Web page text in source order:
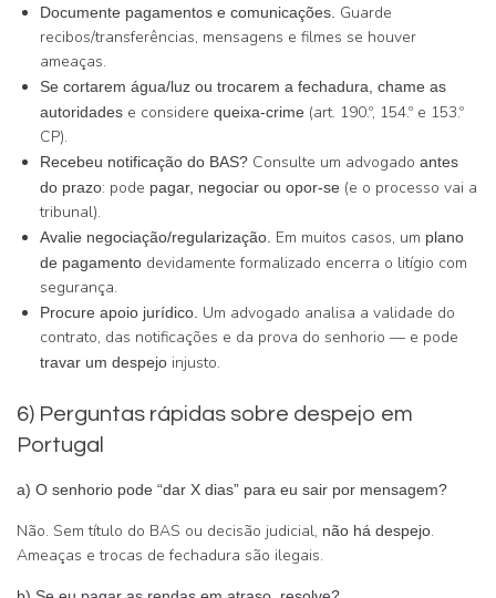
Documente pagamentos e comunicações. Guarde
recibos/transferências, mensagens e filmes se houver
ameaças.
Se cortarem água/luz ou trocarem a fechadura, chame as
autoridades e considere queixa-crime (art. 190.º, 154.º e 153.º
CP).
Recebeu notificação do BAS? Consulte um advogado antes
do prazo: pode pagar, negociar ou opor-se (e o processo vai a
tribunal).
Avalie negociação/regularização. Em muitos casos, um plano
de pagamento devidamente formalizado encerra o litígio com
segurança.
Procure apoio jurídico. Um advogado analisa a validade do
contrato, das notificações e da prova do senhorio — e pode
travar um despejo injusto.
6) Perguntas rápidas sobre despejo em
Portugal
a) O senhorio pode “dar X dias” para eu sair por mensagem?
Não. Sem título do BAS ou decisão judicial, não há despejo.
Ameaças e trocas de fechadura são ilegais.